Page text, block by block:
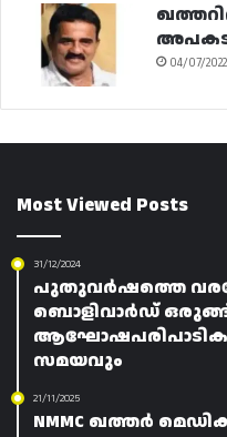
04/07/2022
Most Viewed Posts
31/12/2024
പുതുവർഷത്തെ
ബൊളിവാർഡ്
സമയവും
21/11/2025
NMMC ഖത്തർ